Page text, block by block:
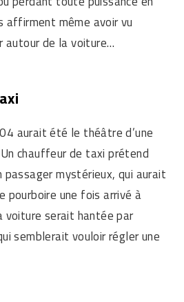
affirment même avoir vu
autour de la voiture…
aurait été le théâtre d’une
chauffeur de taxi prétend
passager mystérieux, qui aurait
pourboire une fois arrivé à
voiture serait hantée par
semblerait vouloir régler une